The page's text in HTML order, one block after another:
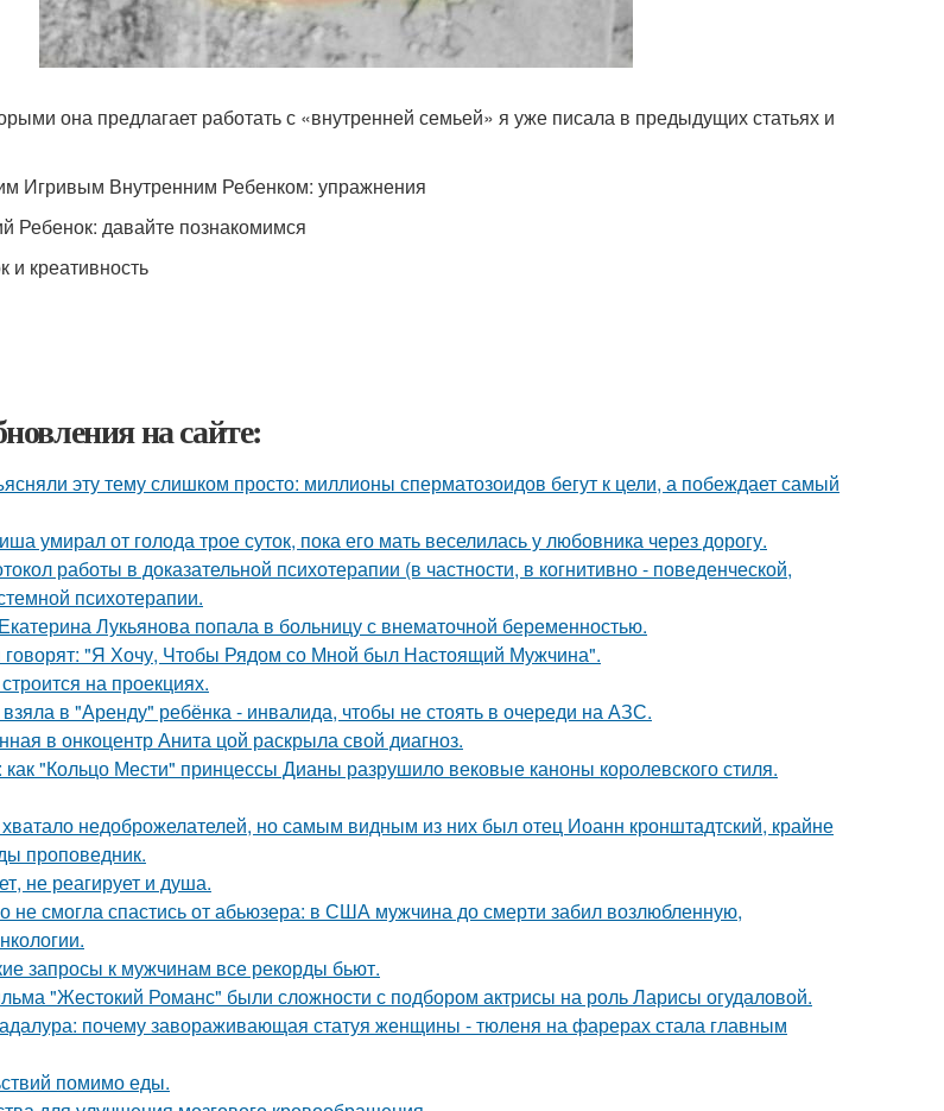
она предлагает работать с «внутренней семьей» я уже писала в предыдущих статьях и
Игривым Внутренним Ребенком: упражнения
Ребенок: давайте познакомимся
и креативность
на сайте:
эту тему слишком просто: миллионы сперматозоидов бегут к цели, а побеждает самый
умирал от голода трое суток, пока его мать веселилась у любовника через дорогу.
работы в доказательной психотерапии (в частности, в когнитивно - поведенческой,
психотерапии.
Лукьянова попала в больницу с внематочной беременностью.
"Я Хочу, Чтобы Рядом со Мной был Настоящий Мужчина".
на проекциях.
в "Аренду" ребёнка - инвалида, чтобы не стоять в очереди на АЗС.
в онкоцентр Анита цой раскрыла свой диагноз.
"Кольцо Мести" принцессы Дианы разрушило вековые каноны королевского стиля.
хватало недоброжелателей, но самым видным из них был отец Иоанн кронштадтский, крайне
проповедник.
не реагирует и душа.
не смогла спастись от абьюзера: в США мужчина до смерти забил возлюбленную,
запросы к мужчинам все рекорды бьют.
"Жестокий Романс" были сложности с подбором актрисы на роль Ларисы огудаловой.
почему завораживающая статуя женщины - тюленя на фарерах стала главным
помимо еды.